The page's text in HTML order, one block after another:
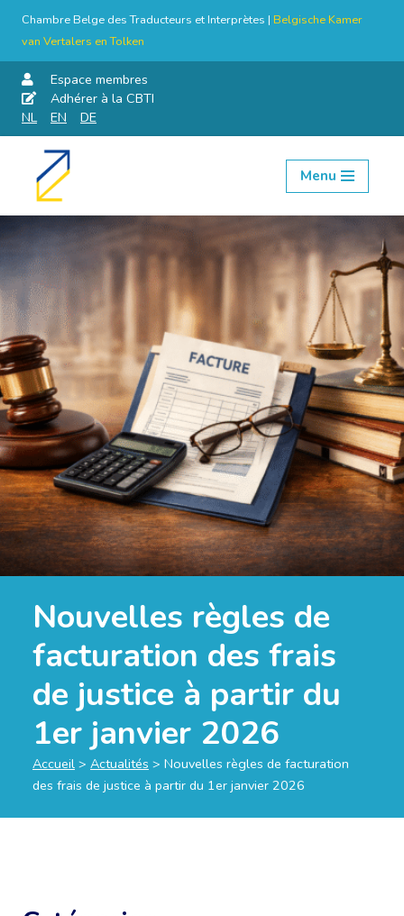
Chambre Belge des Traducteurs et Interprètes | Belgische Kamer
van Vertalers en Tolken
Espace membres
Adhérer à la CBTI
NL
EN DE
Aller
contenu
Menu
Nouvelles règles de
facturation des frais
de justice à partir du
1er janvier 2026
Accueil > Actualités > Nouvelles règles de facturation
des frais de justice à partir du 1er janvier 2026